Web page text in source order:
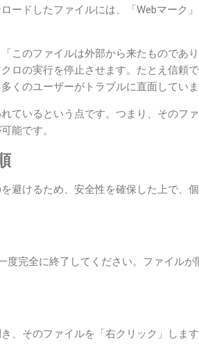
ードしたファイルには、「Webマーク
このファイルは外部から来たものであ
ロの実行を停止させます。たとえ信頼
くのユーザーがトラブルに直面していま
ているという点です。つまり、そのフ
能です。
避けるため、安全性を確保した上で、
度完全に終了してください。ファイル
、そのファイルを「右クリック」しま